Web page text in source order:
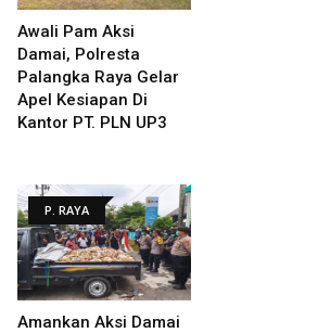
Awali Pam Aksi
Damai, Polresta
Palangka Raya Gelar
Apel Kesiapan Di
Kantor PT. PLN UP3
P. RAYA
Amankan Aksi Damai